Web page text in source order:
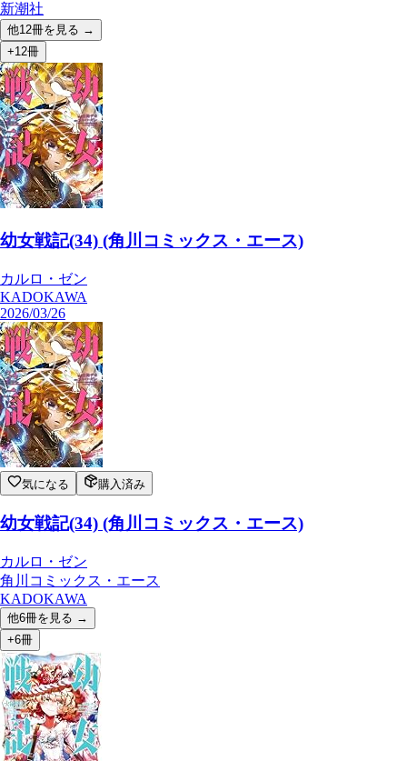
新潮社
他12冊を見る →
+12冊
幼女戦記(34) (角川コミックス・エース)
カルロ・ゼン
KADOKAWA
2026/03/26
気になる 購入済み
幼女戦記(34) (角川コミックス・エース)
カルロ・ゼン
角川コミックス・エース
KADOKAWA
他6冊を見る →
+6冊